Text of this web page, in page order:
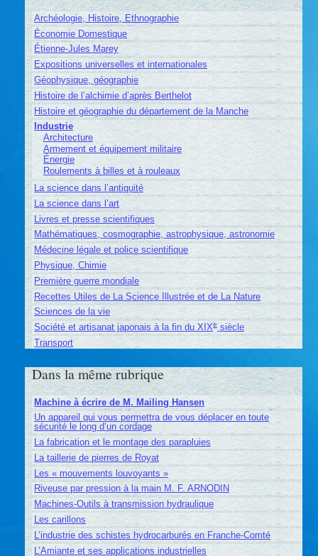
Archéologie, Histoire, Ethnographie
Économie Domestique
Étienne-Jules Marey
Expositions universelles et internationales
Géophysique, géographie
Histoire de l’alchimie d’après Berthelot
Histoire et géographie du département de la Manche
Industrie
Architecture
Armement et équipement militaire
Énergie
Roulements à billes et à rouleaux
La science dans l’antiquité
La science dans l’art
Livres et presse scientifiques
Mathématiques, cosmographie, astrophysique, astronomie
Médecine légale et police scientifique
Physique, Chimie
Première guerre mondiale
Recettes Utiles de La Science Illustrée et de La Nature
Sciences de la vie
Société et artisanat japonais à la fin du XIXesiècle
Transport
Dans la même rubrique
Machine à écrire de M. Mailing Hansen
Un appareil qui vous permettra de vous déplacer en toute
sécurité le long d’un cordage
La fabrication et le montage des parapluies
La taillerie de pierres de Royat
Les « mouvements louvoyants »
Riveuse par pression à la main M. F. ARNODIN
Machines-Outils à transmission hydraulique
Les carillons
L’industrie des schistes hydrocarburés en Franche-Comté
L’Amiante et ses applications industrielles